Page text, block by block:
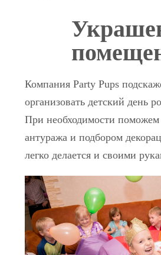
Компания Party Pups
организовать детский день
При необходимости поможем
антуража и подбором
легко делается и своими